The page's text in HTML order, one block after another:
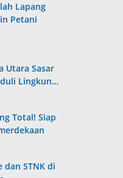
Lapang
Petani
Utara Sasar
Lingkun…
Total! Siap
dan STNK di